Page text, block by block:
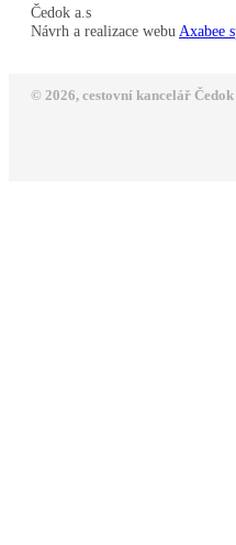
Čedok a.s
Návrh a realizace webu Axabee
© 2026, cestovní kancelář Čedok